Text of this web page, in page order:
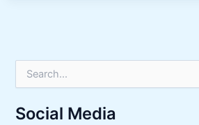
e
rSocial Media